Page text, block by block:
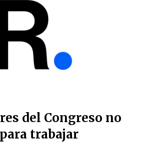
del Congreso no
trabajar